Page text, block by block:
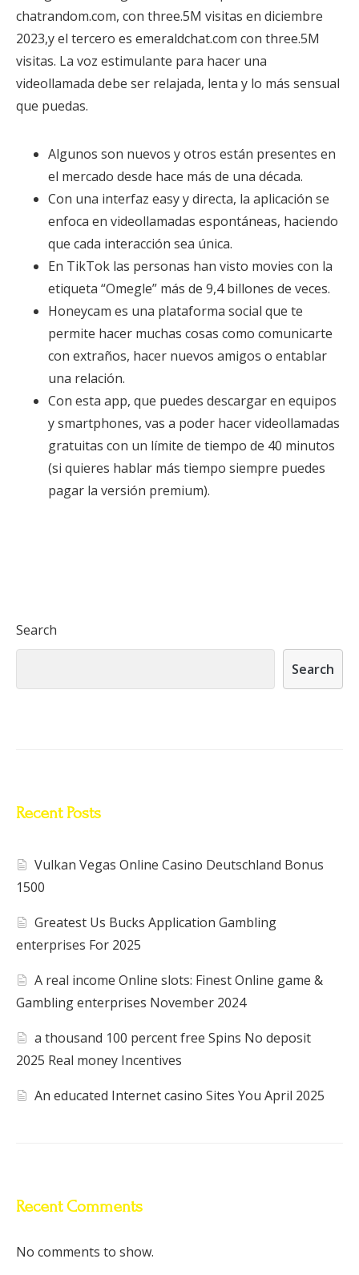
chatrandom.com, con three.5M visitas en diciembre
2023,y el tercero es emeraldchat.com con three.5M
visitas. La voz estimulante para hacer una
videollamada debe ser relajada, lenta y lo más sensual
que puedas.
Algunos son nuevos y otros están presentes en
el mercado desde hace más de una década.
Con una interfaz easy y directa, la aplicación se
enfoca en videollamadas espontáneas, haciendo
que cada interacción sea única.
En TikTok las personas han visto movies con la
etiqueta “Omegle” más de 9,4 billones de veces.
Honeycam es una plataforma social que te
permite hacer muchas cosas como comunicarte
con extraños, hacer nuevos amigos o entablar
una relación.
Con esta app, que puedes descargar en equipos
y smartphones, vas a poder hacer videollamadas
gratuitas con un límite de tiempo de 40 minutos
(si quieres hablar más tiempo siempre puedes
pagar la versión premium).
Search
Search
Recent Posts
Vulkan Vegas Online Casino Deutschland Bonus
1500
Greatest Us Bucks Application Gambling
enterprises For 2025
A real income Online slots: Finest Online game &
Gambling enterprises November 2024
a thousand 100 percent free Spins No deposit
2025 Real money Incentives
An educated Internet casino Sites You April 2025
Recent Comments
No comments to show.